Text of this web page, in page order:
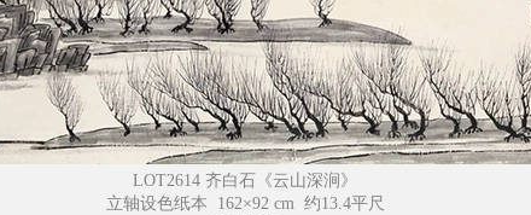
LOT2614 齐白石《云山深涧》
立轴设色纸本 162×92 cm 约13.4平尺